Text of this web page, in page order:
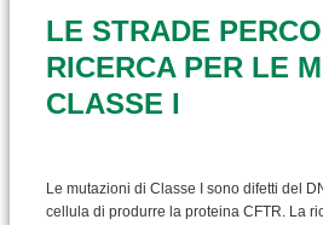
LE STRADE
RICERCA PER LE
CLASSE I
Le mutazioni di Classe I sono difetti del
cellula di produrre la proteina CFTR. La